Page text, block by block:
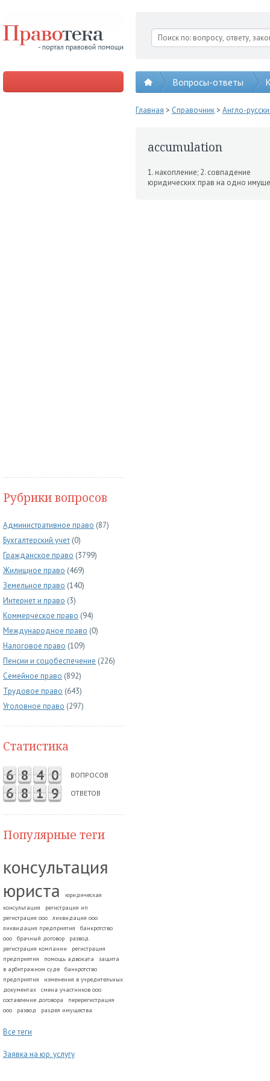
Вопросы-ответы
Рубрики вопросов
Административное право (87)
Бухгалтерский учет (0)
Гражданское право (3799)
Жилищное право (469)
Земельное право (140)
Интернет и право (3)
Коммерческое право (94)
Международное право (0)
Налоговое право (109)
Пенсии и соцобеспечение (226)
Семейное право (892)
Трудовое право (643)
Уголовное право (297)
Статистика
6 8 4 0 ВОПРОСОВ
6 8 1 9 ОТВЕТОВ
Популярные теги
консультация
юриста
юридическая
консультация
регистрация ип
регистрация ооо
ликвидация ооо
ликвидация предприятия
банкротство
ооо
брачный договор
развод.
регистрация компании
регистрация
предприятия
помощь адвоката
защита
в арбитражном суде
банкротство
предприятия
изменения в учредительных
документах
смена участников ооо
составление договора
перерегистрация
ооо
развод раздел имущества
Все теги
Заявка на юр. услугу
Главная > Справочник> Англо-
accumulation
1. накопление; 2. совпа­дение
юридических прав на одно